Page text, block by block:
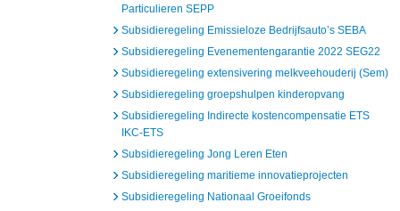
Particulieren SEPP
Subsidieregeling Emissieloze Bedrijfsauto’s SEBA
Subsidieregeling Evenementengarantie 2022 SEG22
Subsidieregeling extensivering melkveehouderij (Sem)
Subsidieregeling groepshulpen kinderopvang
Subsidieregeling Indirecte kostencompensatie ETS
IKC-ETS
Subsidieregeling Jong Leren Eten
Subsidieregeling maritieme innovatieprojecten
Subsidieregeling Nationaal Groeifonds